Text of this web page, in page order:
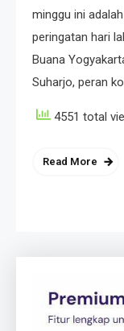
minggu ini
peringatan hari
Buana
Suharjo, peran
4551 total
Read More